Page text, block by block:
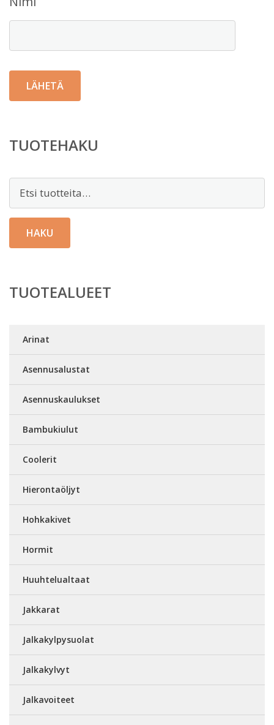
TUOTEHAKU
Etsi:
HAKU
TUOTEALUEET
Arinat
Asennusalustat
Asennuskaulukset
Bambukiulut
Coolerit
Hierontaöljyt
Hohkakivet
Hormit
Huuhtelualtaat
Jakkarat
Jalkakylpysuolat
Jalkakylvyt
Jalkavoiteet